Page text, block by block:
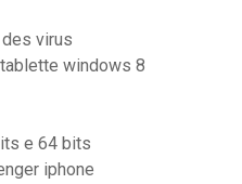
virus
windows 8
e 64 bits
iphone